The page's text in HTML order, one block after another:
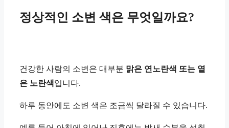
정상적인 소변 색은 무엇일까요?
건강한 사람의 소변은 대부분 맑은 연노란색 또는 옅
은 노란색입니다.
하루 동안에도 소변 색은 조금씩 달라질 수 있습니다.